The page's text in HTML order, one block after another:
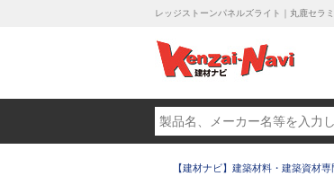
レッジストーンパネルズライト｜丸鹿セラ
【建材ナビ】建築材料・建築資材